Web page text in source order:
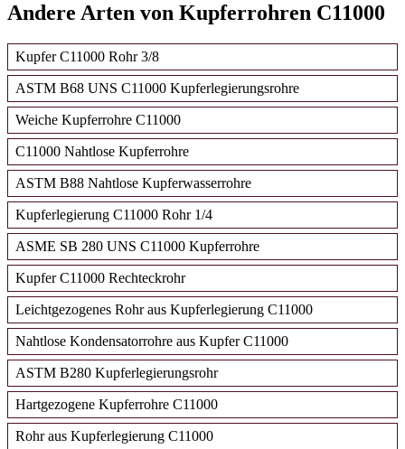
Andere Arten von Kupferrohren C11000
Kupfer C11000 Rohr 3/8
ASTM B68 UNS C11000 Kupferlegierungsrohre
Weiche Kupferrohre C11000
C11000 Nahtlose Kupferrohre
ASTM B88 Nahtlose Kupferwasserrohre
Kupferlegierung C11000 Rohr 1/4
ASME SB 280 UNS C11000 Kupferrohre
Kupfer C11000 Rechteckrohr
Leichtgezogenes Rohr aus Kupferlegierung C11000
Nahtlose Kondensatorrohre aus Kupfer C11000
ASTM B280 Kupferlegierungsrohr
Hartgezogene Kupferrohre C11000
Rohr aus Kupferlegierung C11000